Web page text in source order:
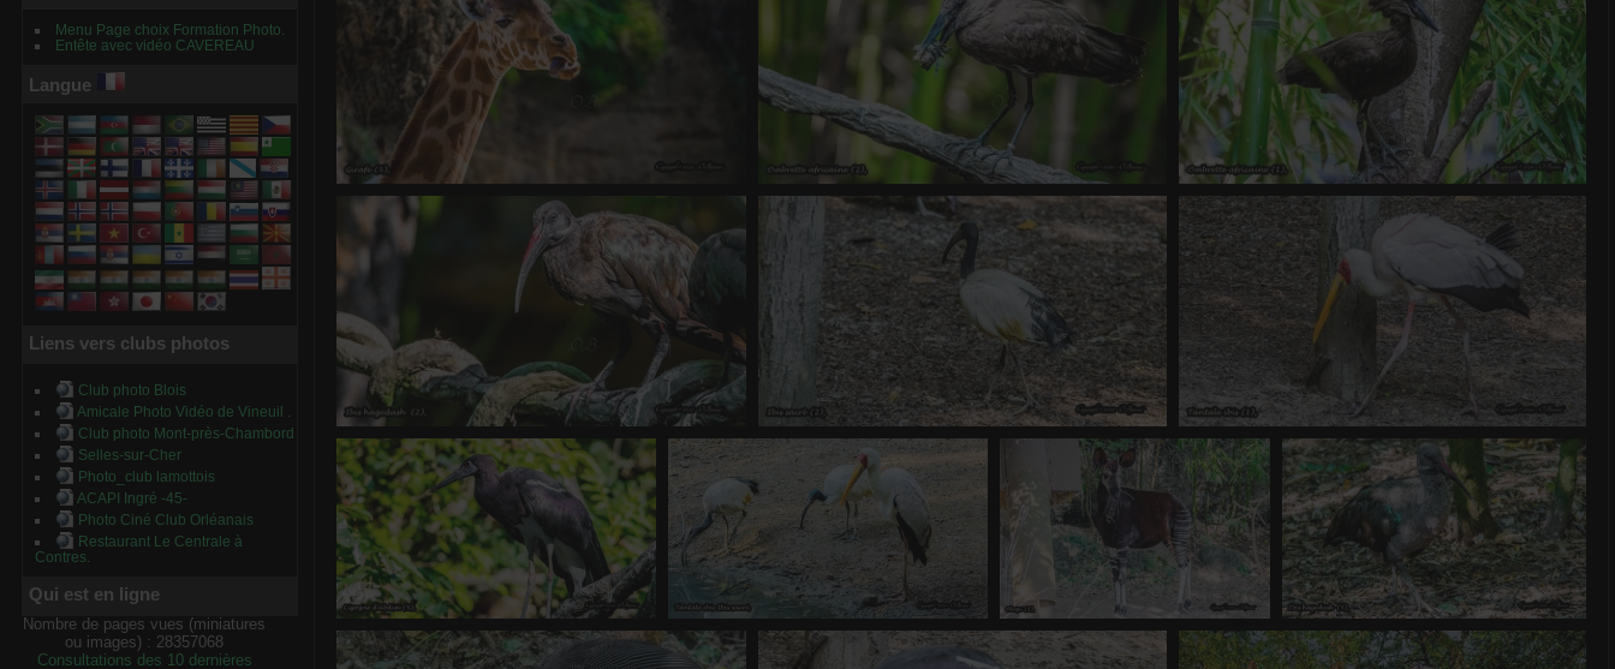
Menu Page choix Formation Photo.
Entête avec vidéo CAVEREAU
Langue
Liens vers clubs photos
Club photo Blois
Amicale Photo Vidéo de Vineuil .
Club photo Mont-près-Chambord
Selles-sur-Cher
Photo_club lamottois
ACAPI Ingré -45-
Photo Ciné Club Orléanais
Restaurant Le Centrale à
Contres.
Qui est en ligne
Nombre de pages vues (miniatures
ou images) : 28357068
Consultations des 10 dernières
Girafe (5)
0 commentaire-vue 1201 fois
Ombrette africaine (2)
0 commentaire
vue 1578 fois
Ombrette africaine (1)
1 commentaire
vue 2358 fois Score 4.18
Ibis hagedash (2)
0 commentaire - vue 1133 fois
Ibis sacrè (2)
0 commentaire
vue 1758 fois
Tantale ibis (1)
0 commentaire-vue 1320 fois
Cigogne d'abdim (5)
0 commentaire -vue 1281 fois
Tantale ibis-Ibis sacré
0 commentaire
vue 1085 fois
Okapi (1)
0 commentaire- vue 4072 fois
Ibis hagedash (5)
0 commentaire- vue 1056 fois